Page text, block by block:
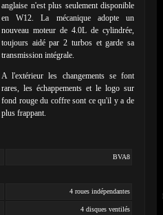
anglaise n'est plus seulement disponible
en W12. La mécanique adopte un
nouveau moteur de 4.0L de cylindrée,
toujours aidé par 2 turbos et garde sa
transmission intégrale.
A l'extérieur les changements se font
rares, les échappements et le logo sur
fond rouge du coffre sont ce qu'il y a de
plus frappant.
BVA8
4 roues indépendantes
4 disques ventilés